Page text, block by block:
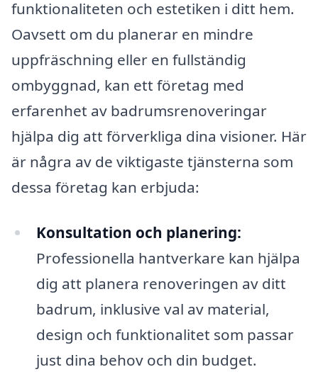
funktionaliteten och estetiken i ditt hem.
Oavsett om du planerar en mindre
uppfräschning eller en fullständig
ombyggnad, kan ett företag med
erfarenhet av badrumsrenoveringar
hjälpa dig att förverkliga dina visioner. Här
är några av de viktigaste tjänsterna som
dessa företag kan erbjuda:
Konsultation och planering:
Professionella hantverkare kan hjälpa
dig att planera renoveringen av ditt
badrum, inklusive val av material,
design och funktionalitet som passar
just dina behov och din budget.